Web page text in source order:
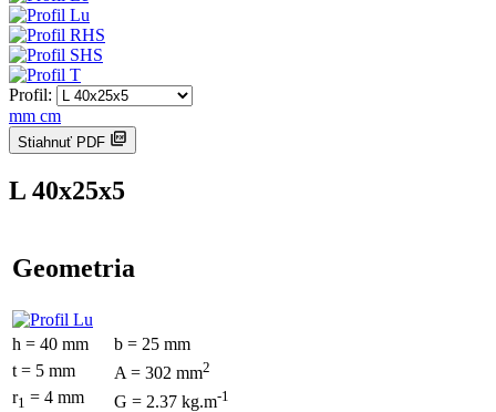
Profil:
mm cm
Stiahnuť PDF
L 40x25x5
Geometria
h = 40 mm
b = 25 mm
t = 5 mm
A = 302 mm2
r1 = 4 mm G = 2.37 kg.m-1